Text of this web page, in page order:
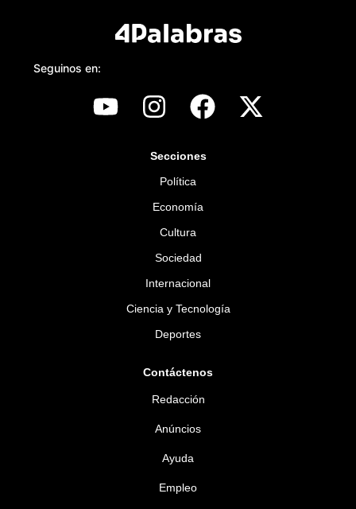
Seguinos en:
Secciones
Política
Economía
Cultura
Sociedad
Internacional
Ciencia y Tecnología
Deportes
Contáctenos
Redacción
Anúncios
Ayuda
Empleo